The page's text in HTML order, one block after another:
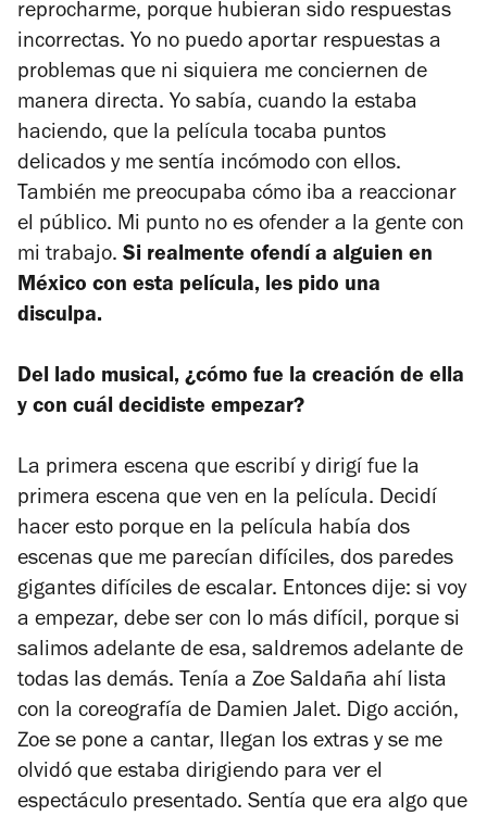
reprocharme, porque hubieran sido respuestas
incorrectas. Yo no puedo aportar respuestas a
problemas que ni siquiera me conciernen de
manera directa. Yo sabía, cuando la estaba
haciendo, que la película tocaba puntos
delicados y me sentía incómodo con ellos.
También me preocupaba cómo iba a reaccionar
el público. Mi punto no es ofender a la gente con
mi trabajo. Si realmente ofendí a alguien en
México con esta película, les pido una
disculpa.
Del lado musical, ¿cómo fue la creación de ella
y con cuál decidiste empezar?
La primera escena que escribí y dirigí fue la
primera escena que ven en la película. Decidí
hacer esto porque en la película había dos
escenas que me parecían difíciles, dos paredes
gigantes difíciles de escalar. Entonces dije: si voy
a empezar, debe ser con lo más difícil, porque si
salimos adelante de esa, saldremos adelante de
todas las demás. Tenía a Zoe Saldaña ahí lista
con la coreografía de Damien Jalet. Digo acción,
Zoe se pone a cantar, llegan los extras y se me
olvidó que estaba dirigiendo para ver el
espectáculo presentado. Sentía que era algo que